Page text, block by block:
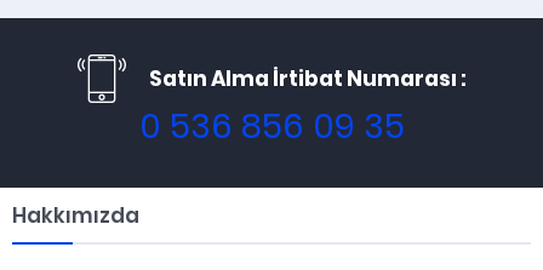
Satın Alma İrtibat Numarası :
0 536 856 09 35
Hakkımızda